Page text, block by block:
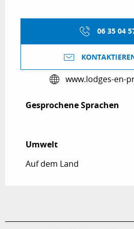
06 35 04
www.lodges-en-
Gesprochene Sprachen
Gesprochene Sprachen
Umwelt
Umwelt
Auf dem Land